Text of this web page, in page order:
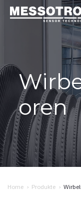
oren
Home › Produkte ›